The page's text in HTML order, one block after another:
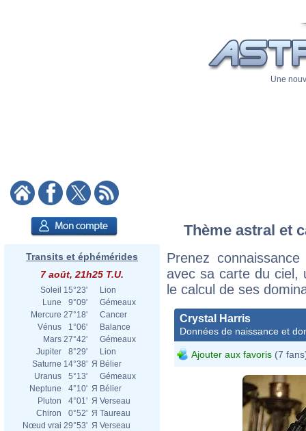
Une
Transits et éphémérides
7 août, 21h25 T.U.
Soleil 15°23'
Lion
Lune
9°09'
Gémeaux
Mercure 27°18'
Cancer
Vénus
1°06'
Balance
Mars 27°42'
Gémeaux
Jupiter
8°29'
Lion
Saturne 14°38' Я Bélier
Uranus
5°13'
Gémeaux
Neptune
4°10' Я Bélier
Pluton
4°01' Я Verseau
Chiron
0°52' Я Taureau
Nœud vrai 29°53' Я Verseau
Thème astral et
Prenez
avec sa carte du ciel,
le calcul de ses
Crystal Harris
Données de naissance et
Ajouter aux favoris (7